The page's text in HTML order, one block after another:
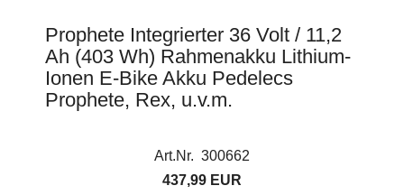
Prophete Integrierter 36 Volt / 11,2
Ah (403 Wh) Rahmenakku Lithium-
Ionen E-Bike Akku Pedelecs
Prophete, Rex, u.v.m.
Art.Nr. 300662
437,99 EUR